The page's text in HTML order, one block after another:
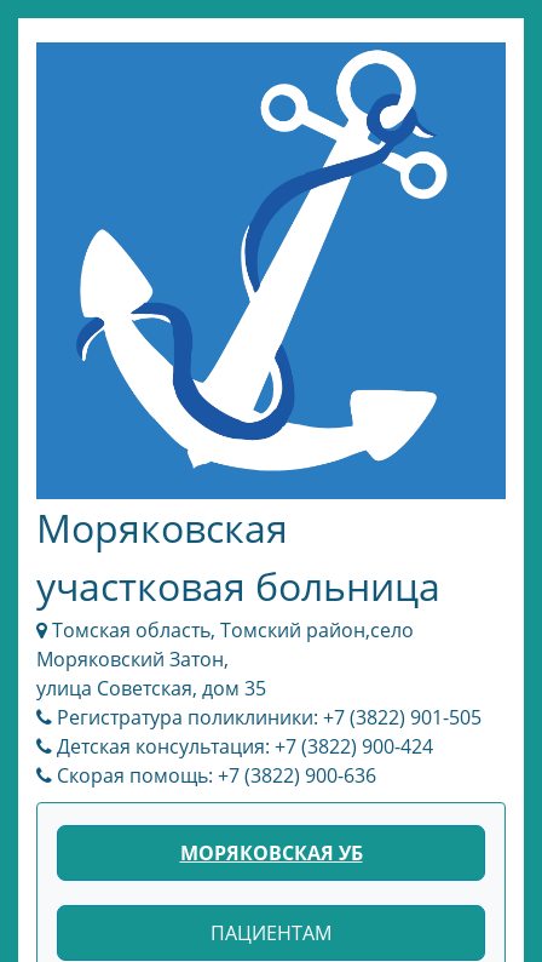
Моряковская
участковая больница
Томская область, Томский район,село
Моряковский Затон,
улица Советская, дом 35
Регистратура поликлиники: +7 (3822) 901-505
Детская консультация: +7 (3822) 900-424
Скорая помощь: +7 (3822) 900-636
МОРЯКОВСКАЯ УБ
ПАЦИЕНТАМ